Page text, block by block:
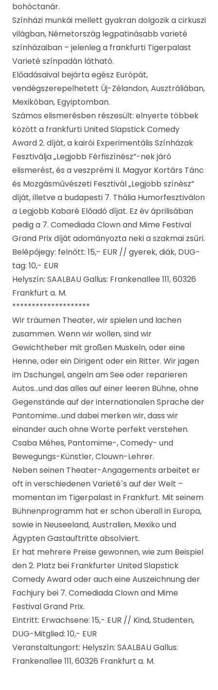
bohóctanár.
Színházi munkái mellett gyakran dolgozik a cirkuszi
világban, Németország legpatinásabb varieté
színházaiban – jelenleg a frankfurti Tigerpalast
Varieté színpadán látható.
Előadásaival bejárta egész Európát,
vendégszerepelhetett Új-Zélandon, Ausztráliában,
Mexikóban, Egyiptomban.
Számos elismerésben részesült: elnyerte többek
között a frankfurti United Slapstick Comedy
Award 2. díját, a kairói Experimentális Színházak
Fesztiválja „Legjobb Férfiszínész”-nek járó
elismerést, és a veszprémi II. Magyar Kortárs Tánc
és Mozgásművészeti Fesztivál „Legjobb színész”
díját, illetve a budapesti 7. Thália Humorfesztiválon
a Legjobb Kabaré Előadó díjat. Ez év áprilisában
pedig a 7. Comediada Clown and Mime Festival
Grand Prix díját adományozta neki a szakmai zsűri.
Belépőjegy: felnőtt: 15,- EUR // gyerek, diák, DUG-
tag: 10,- EUR
Helyszín: SAALBAU Gallus: Frankenallee 111, 60326
Frankfurt a. M.
********************
Wir träumen Theater, wir spielen und lachen
zusammen. Wenn wir wollen, sind wir
Gewichtheber mit großen Muskeln, oder eine
Henne, oder ein Dirigent oder ein Ritter. Wir jagen
im Dschungel, angeln am See oder reparieren
Autos…und das alles auf einer leeren Bühne, ohne
Gegenstände auf der internationalen Sprache der
Pantomime…und dabei merken wir, dass wir
einander auch ohne Worte perfekt verstehen.
Csaba Méhes, Pantomime-, Comedy- und
Bewegungs-Künstler, Clouwn-Lehrer.
Neben seinen Theater-Angagements arbeitet er
oft in verschiedenen Varieté`s auf der Welt –
momentan im Tigerpalast in Frankfurt. Mit seinem
Bühnenprogramm hat er schon überall in Europa,
sowie in Neuseeland, Australien, Mexiko und
Ägypten Gastauftritte absolviert.
Er hat mehrere Preise gewonnen, wie zum Beispiel
den 2. Platz bei Frankfurter United Slapstick
Comedy Award oder auch eine Auszeichnung der
Fachjury bei 7. Comediada Clown and Mime
Festival Grand Prix.
Eintritt: Erwachsene: 15,- EUR // Kind, Studenten,
DUG-Mitglied: 10,- EUR
Veranstaltungort: Helyszín: SAALBAU Gallus:
Frankenallee 111, 60326 Frankfurt a. M.